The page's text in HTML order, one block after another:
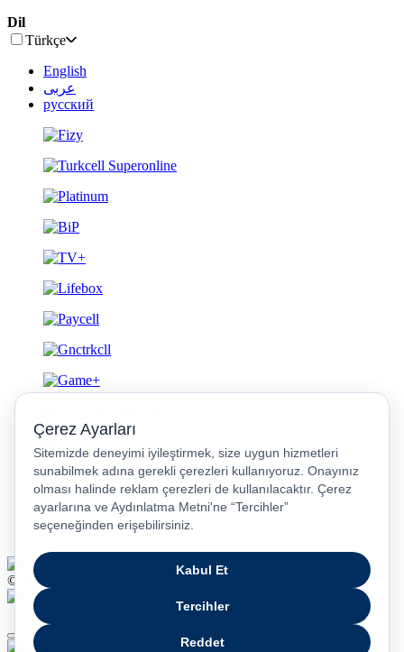
Dil
Türkçe
English
عربى
русский
Gizlilik ve Güvenlik
© 2026 Turkcell